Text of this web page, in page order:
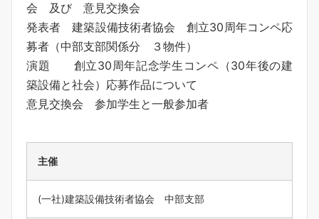
会 及び 意見交換会
発表者 建築設備技術者協会 創立30周年コンペ応
募者（中部支部関係分 ３物件）
演題 創立30周年記念学生コンペ（30年後の建
築設備と社会）応募作品について
意見交換会 参加学生と一般参加者
主催
(一社)建築設備技術者協会 中部支部